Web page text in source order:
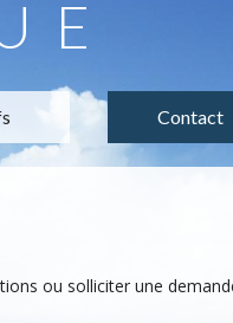
Contact
ou solliciter une